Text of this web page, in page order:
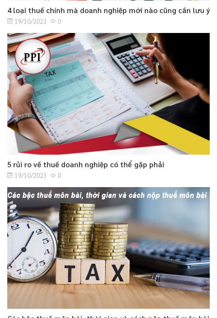
4 loại thuế chính mà doanh nghiệp mới nào cũng cần lưu ý
19/10/2023 0
5 rủi ro về thuế doanh nghiệp có thể gặp phải
19/10/2023 0